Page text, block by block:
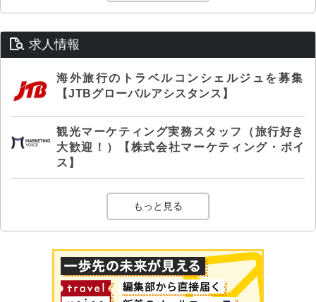
求人情報
海外旅行のトラベルコンシェルジュを募集
【JTBグローバルアシスタンス】
観光マーケティング実務スタッフ（旅行好き
大歓迎！）【株式会社マーケティング・ボイ
ス】
もっと見る